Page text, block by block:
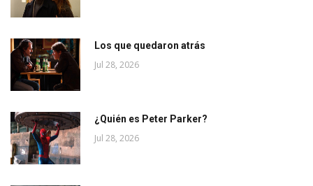
Los que quedaron atrás
Jul 28, 2026
¿Quién es Peter Parker?
Jul 28, 2026